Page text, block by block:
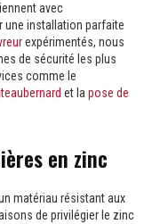
avec
une installation parfaite
expérimentés, nous
de sécurité les plus
comme le
et lapose de
en zinc
matériau résistant aux
de privilégier le zinc